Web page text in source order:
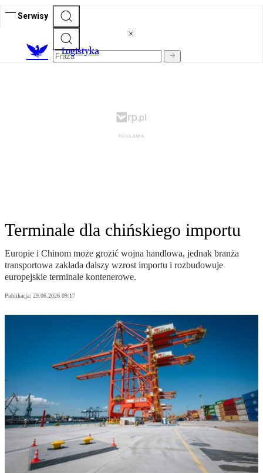
Serwisy
Logistyka
Terminale dla chińskiego importu
Europie i Chinom może grozić wojna handlowa, jednak branża
transportowa zakłada dalszy wzrost importu i rozbudowuje
europejskie terminale kontenerowe.
Publikacja: 29.06.2026 09:17